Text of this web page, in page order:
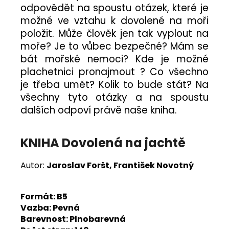
odpovědět na spoustu otázek, které je
možné ve vztahu k dovolené na moři
položit. Může člověk jen tak vyplout na
moře? Je to vůbec bezpečné? Mám se
bát mořské nemoci? Kde je možné
plachetnici pronajmout ? Co všechno
je třeba umět? Kolik to bude stát? Na
všechny tyto otázky a na spoustu
dalších odpoví právě naše kniha.
KNIHA Dovolená na jachtě
Autor: Jaroslav Foršt, František Novotný
Formát: B5
Vazba: Pevná
Barevnost: Plnobarevná